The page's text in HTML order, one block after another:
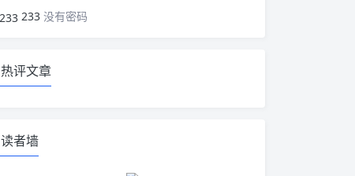
233 没有密码
热评文章
读者墙